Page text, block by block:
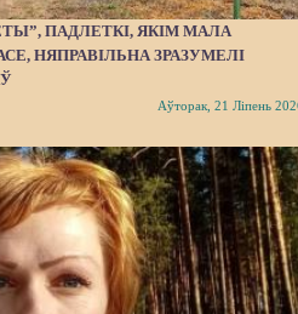
ПАДЛЕТКІ, ЯКІМ МАЛА
НЯПРАВІЛЬНА ЗРАЗУМЕЛІ
Аўторак, 21 Ліпень